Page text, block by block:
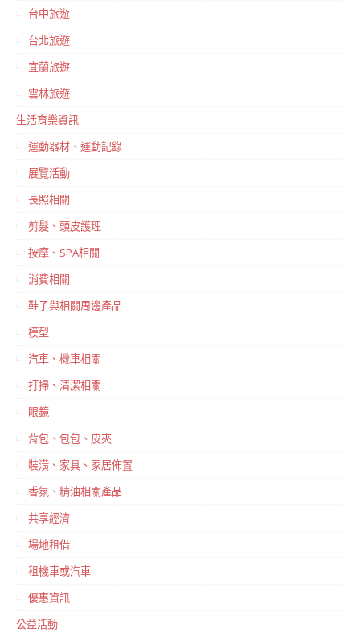
台中旅遊
台北旅遊
宜蘭旅遊
雲林旅遊
生活育樂資訊
運動器材、運動記錄
展覽活動
長照相關
剪髮、頭皮護理
按摩、SPA相關
消費相關
鞋子與相關周邊產品
模型
汽車、機車相關
打掃、清潔相關
眼鏡
背包、包包、皮夾
裝潢、家具、家居佈置
香氛、精油相關產品
共享經濟
場地租借
租機車或汽車
優惠資訊
公益活動